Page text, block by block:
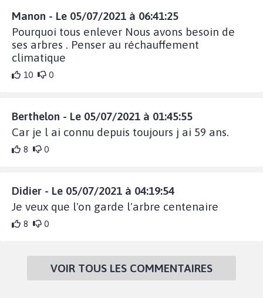
Manon - Le 05/07/2021 à 06:41:25
Pourquoi tous enlever Nous avons besoin de
ses arbres . Penser au réchauffement
climatique
10 0
Berthelon - Le 05/07/2021 à 01:45:55
Car je l ai connu depuis toujours j ai 59 ans.
8 0
Didier - Le 05/07/2021 à 04:19:54
Je veux que l'on garde l'arbre centenaire
8 0
VOIR TOUS LES COMMENTAIRES